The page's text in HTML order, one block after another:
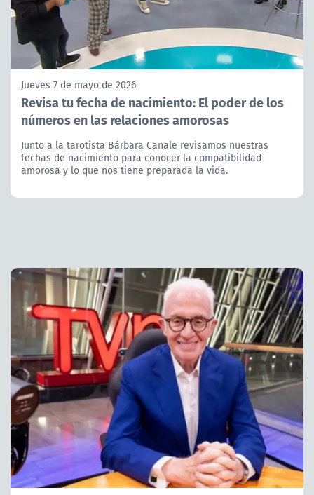
Jueves 7 de mayo de 2026
Revisa tu fecha de nacimiento: El poder de los
números en las relaciones amorosas
Junto a la tarotista Bárbara Canale revisamos nuestras
fechas de nacimiento para conocer la compatibilidad
amorosa y lo que nos tiene preparada la vida.